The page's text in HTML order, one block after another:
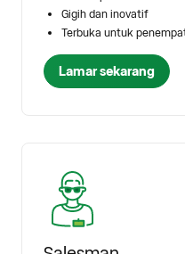
Gigih dan inovatif
Terbuka untuk
Lamar sekarang